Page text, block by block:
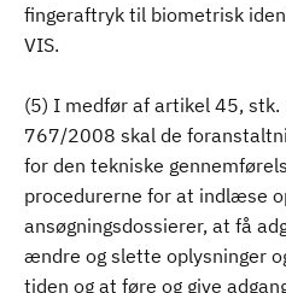
fingeraftryk til biometrisk
VIS.
(5) I medfør af artikel 45, stk.
767/2008 skal de
for den tekniske
procedurerne for at indlæse
ansøgningsdossierer, at få
ændre og slette oplysninger
tiden og at føre og give